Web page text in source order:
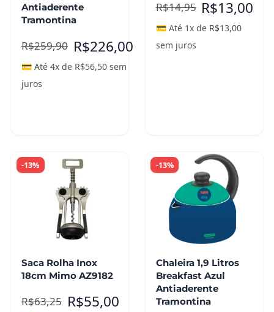
Antiaderente
Tramontina
R$259,90 R$226,00
💳 Até 4x de R$56,50 sem
juros
R$14,95 R$13,00
💳 Até 1x de R$13,00
sem juros
-13%
Saca Rolha Inox
18cm Mimo AZ9182
R$63,25 R$55,00
-13%
Chaleira 1,9 Litros
Breakfast Azul
Antiaderente
Tramontina